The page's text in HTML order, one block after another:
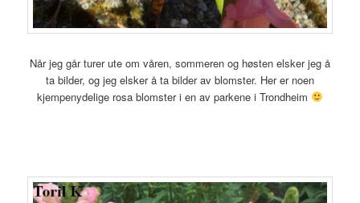
Når jeg går turer ute om våren, sommeren og høsten elsker jeg å
ta bilder, og jeg elsker å ta bilder av blomster. Her er noen
kjempenydelige rosa blomster i en av parkene i Trondheim